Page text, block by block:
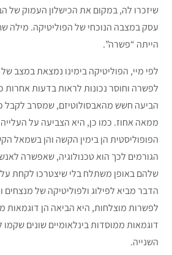
שיזכרו לה, במקום את הכישלון העמוק של
עסק במצבה הנוכחי של הפוליטיקה. מילה
הייתה “פשרה”.
לפי מיי, הפוליטיקה בימינו נמצאת במצב של
לפשרה וחוסר נכונות לראות בדעות אחרות
הביעה חשש מהאבסולוטיזם, שמסרב לקבל
ממאה אחוז. כמו כן, היא הצביעה על
הפופוליסטית הן בימין הקשה והן בשמאל
הגורמים לכך הוא טכנולוגיה, שאפשרה
שלהם באופן משתלח בלי שיצטרכו לקחת
הדבר מביא לפילוג ולפוליטיקה של מנצחים
לפשרות מוצלחות, היא הביאה הן דוגמאות
דוגמאות ממוסדות בינלאומיים שונים
השנייה.